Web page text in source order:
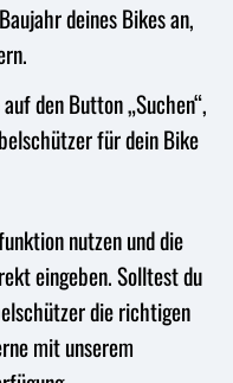
deines Bikes an,
den Button „Suchen“,
für dein Bike
nutzen und die
eingeben. Solltest du
die richtigen
mit unserem